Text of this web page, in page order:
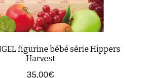
figurine bébé série Hippers
Harvest
35,00€